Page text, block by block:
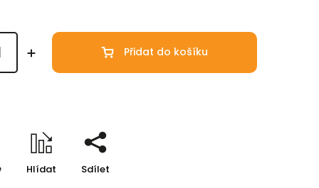
Přidat do košíku
Hlídat Sdílet